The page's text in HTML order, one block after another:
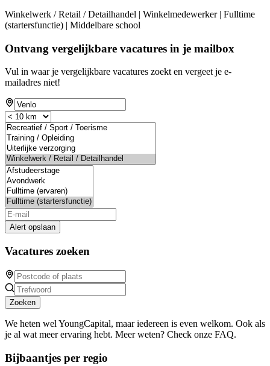
Winkelwerk / Retail / Detailhandel | Winkelmedewerker | Fulltime
(startersfunctie) | Middelbare school
Ontvang vergelijkbare vacatures in je mailbox
Vul in waar je vergelijkbare vacatures zoekt en vergeet je e-
mailadres niet!
Alert opslaan
Vacatures zoeken
Zoeken
We heten wel YoungCapital, maar iedereen is even welkom. Ook als
je al wat meer ervaring hebt. Meer weten? Check onze FAQ.
Bijbaantjes per regio